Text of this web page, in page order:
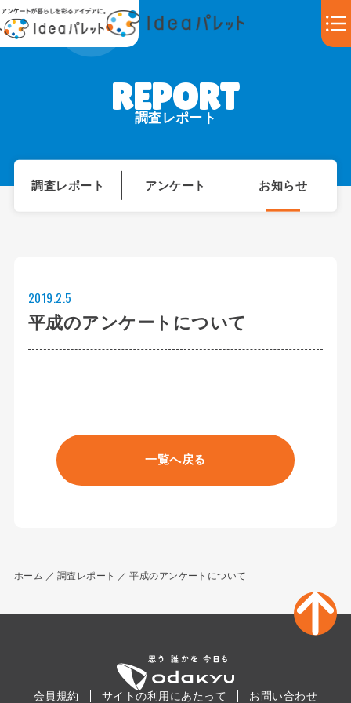
調査レポート
調査レポート アンケート お知らせ
平成のアンケートについて
2019.2.5
一覧へ戻る
ホーム 調査レポート 平成のアンケートについて
会員規約 サイトの利用にあたって お問い合わせ